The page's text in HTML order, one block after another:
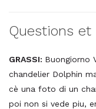
Questions et
GRASSI: Buongiorno
chandelier Dolphin
cè una foto di un
poi non si vede piu,